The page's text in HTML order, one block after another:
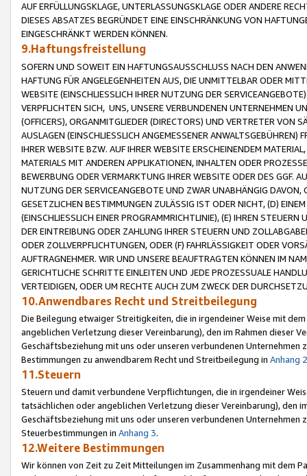
AUF ERFÜLLUNGSKLAGE, UNTERLASSUNGSKLAGE ODER ANDERE
DIESES ABSATZES BEGRÜNDET EINE EINSCHRÄNKUNG VON
EINGESCHRÄNKT WERDEN KÖNNEN.
9.Haftungsfreistellung
SOFERN UND SOWEIT EIN HAFTUNGSAUSSCHLUSS NACH DEN
HAFTUNG FÜR ANGELEGENHEITEN AUS, DIE UNMITTELBAR ODER
WEBSITE (EINSCHLIESSLICH IHRER NUTZUNG DER
VERPFLICHTEN SICH, UNS, UNSERE VERBUNDENEN UNTERNEHMEN
(OFFICERS), ORGANMITGLIEDER (DIRECTORS) UND VERTRETER VON
AUSLAGEN (EINSCHLIESSLICH ANGEMESSENER
IHRER WEBSITE BZW. AUF IHRER WEBSITE ERSCHEINENDEM
MATERIALS MIT ANDEREN APPLIKATIONEN, INHALTEN ODER
BEWERBUNG ODER VERMARKTUNG IHRER WEBSITE ODER DES GGF.
NUTZUNG DER SERVICEANGEBOTE UND ZWAR UNABHÄNGIG
GESETZLICHEN BESTIMMUNGEN ZULÄSSIG IST ODER NICHT, (D)
(EINSCHLIESSLICH EINER PROGRAMMRICHTLINIE), (E) IHREN
DER EINTREIBUNG ODER ZAHLUNG IHRER STEUERN UND
ODER ZOLLVERPFLICHTUNGEN, ODER (F) FAHRLÄSSIGKEIT ODER
AUFTRAGNEHMER. WIR UND UNSERE BEAUFTRAGTEN KÖNNEN IM
GERICHTLICHE SCHRITTE EINLEITEN UND JEDE PROZESSUALE
VERTEIDIGEN, ODER UM RECHTE AUCH ZUM ZWECK DER
10.Anwendbares Recht und Streitbeilegung
Die Beilegung etwaiger Streitigkeiten, die in irgendeiner Weise mit
angeblichen Verletzung dieser Vereinbarung), den im Rahmen dieser
Geschäftsbeziehung mit uns oder unseren verbundenen
Bestimmungen zu anwendbarem Recht und Streitbeilegung in Anhang 2
11.Steuern
Steuern und damit verbundene Verpflichtungen, die in irgendeiner
tatsächlichen oder angeblichen Verletzung dieser Vereinbarung), den
Geschäftsbeziehung mit uns oder unseren verbundenen
Steuerbestimmungen in Anhang 3.
12.Weitere Bestimmungen
Wir können von Zeit zu Zeit Mitteilungen im Zusammenhang mit dem